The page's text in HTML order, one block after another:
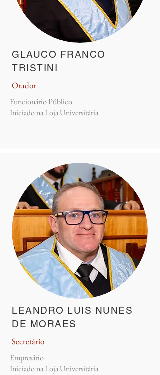
GLAUCO FRANCO
TRISTINI
Orador
Funcionário Público
Iniciado na Loja Universitária
LEANDRO LUIS NUNES
DE MORAES
Secretário
Empresário
Iniciado na Loja Universitária